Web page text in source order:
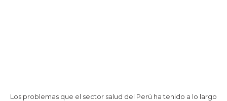
Los problemas que el sector salud del Perú ha tenido a lo largo